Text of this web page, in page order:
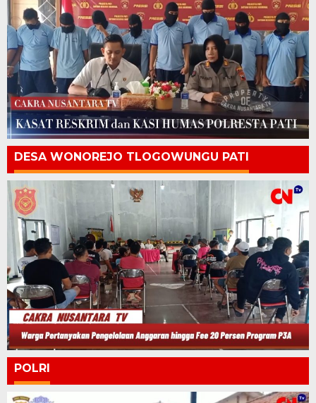
DESA WONOREJO TLOGOWUNGU PATI
POLRI